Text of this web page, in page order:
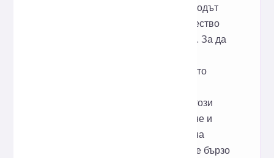
В ежедневната разработка HTML кодът
често става объркан поради множество
сътрудничества или чести ревизии. За да
ефективността на поддръжката, като
производителността на уебсайта, този
онлайн инструмент за форматиране и
компресиране на HTML, изграден на
Prettier, помага на разработчиците бързо